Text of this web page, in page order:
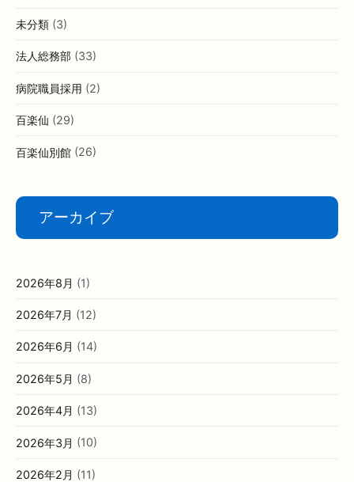
未分類 (3)
法人総務部 (33)
病院職員採用 (2)
百楽仙 (29)
百楽仙別館 (26)
アーカイブ
2026年8月 (1)
2026年7月 (12)
2026年6月 (14)
2026年5月 (8)
2026年4月 (13)
2026年3月 (10)
2026年2月 (11)